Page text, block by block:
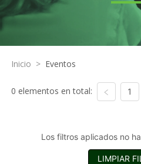
Inicio > Eventos
0 elementos en total: 1
Los filtros aplicados no
LIMPIAR